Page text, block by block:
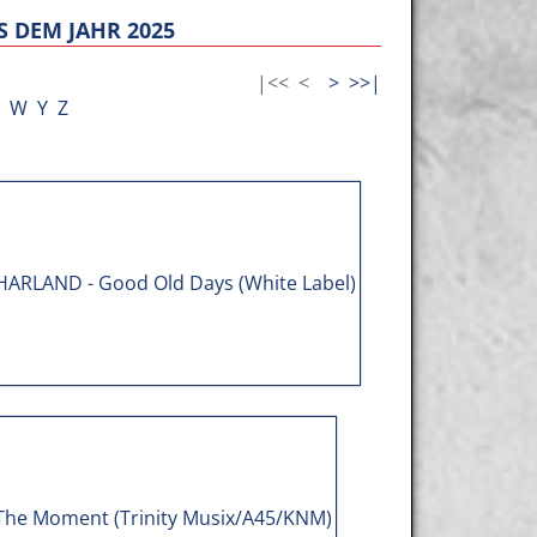
DEM JAHR 2025
|<< < > >>|
W Y Z